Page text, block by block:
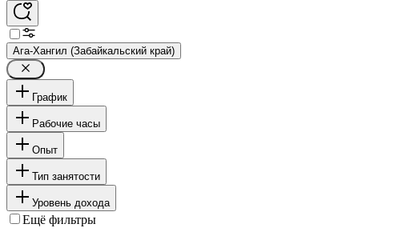
Ага-Хангил (Забайкальский край)
График
Рабочие часы
Опыт
Тип занятости
Уровень дохода
Ещё фильтры